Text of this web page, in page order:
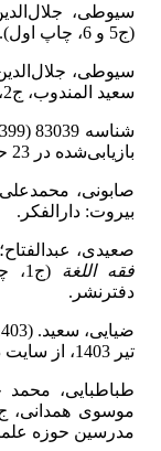
سیوطی، جلال‌الدین.
(ج5 و 6، چاپ اول). قم: کتابخانه آیت‌الله مرعشی نجفی&.
سیوطی، جلال‌الدین.
سعید المندوب، ج2، چاپ اول). لبنان: دارالفکر.
بازیابی‌شده در 23 حمل 1399، از: atlaspaya.com.
صابونی، محمدعلی.
بیروت: دارالفکر.
صعیدی،
فقه اللغة
دفترنشر.
ضیایی، سعید. (1403). پرده آمنیوتیک چیست؟.
تیر 1403، از سایت دانش بنیان Sinacell
طباطبایی، محمد
مدرسین حوزه